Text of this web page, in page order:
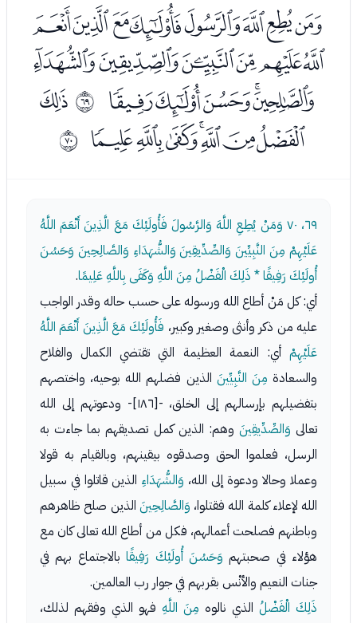
ﭹﭺﭻﭼﭽﭾﭿﮀ
ﮁﮂﮃﮄﮅﮆ
ﮇﮈﮉﮊﮋ ﱄﮍ
ﮎﮏﮐﮑﮒﮓﮔ ﱅ
٦٩، ٧٠
وَمَنْ يُطِعِ اللَّهَ وَالرَّسُولَ فَأُولَئِكَ مَعَ الَّذِينَ أَنْعَمَ اللَّهُ
عَلَيْهِمْ مِنَ النَّبِيِّينَ وَالصِّدِّيقِينَ وَالشُّهَدَاءِ وَالصَّالِحِينَ وَحَسُنَ
أُولَئِكَ رَفِيقًا * ذَلِكَ الْفَضْلُ مِنَ اللَّهِ وَكَفَى بِاللَّهِ عَلِيمًا.
أي: كل مَنْ أطاع الله ورسوله على حسب حاله وقدر الواجب
عليه من ذكر وأنثى وصغير وكبير، فَأُولَئِكَ مَعَ الَّذِينَ أَنْعَمَ اللَّهُ
عَلَيْهِمْ أي: النعمة العظيمة التي تقتضي الكمال والفلاح
والسعادة مِنَ النَّبِيِّينَ الذين فضلهم الله بوحيه، واختصهم
بتفضيلهم بإرسالهم إلى الخلق، -[١٨٦]- ودعوتهم إلى الله
تعالى وَالصِّدِّيقِينَ وهم: الذين كمل تصديقهم بما جاءت به
الرسل، فعلموا الحق وصدقوه بيقينهم، وبالقيام به قولا
وعملا وحالا ودعوة إلى الله، وَالشُّهَدَاءِ الذين قاتلوا في سبيل
الله لإعلاء كلمة الله فقتلوا، وَالصَّالِحِينَ الذين صلح ظاهرهم
وباطنهم فصلحت أعمالهم، فكل من أطاع الله تعالى كان مع
هؤلاء في صحبتهم وَحَسُنَ أُولَئِكَ رَفِيقًابالاجتماع بهم في
جنات النعيم والأنْس بقربهم في جوار رب العالمين.
ذَلِكَ الْفَضْلُ الذي نالوه مِنَ اللَّهِ فهو الذي وفقهم لذلك،